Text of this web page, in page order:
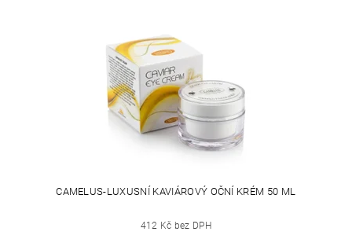
CAMELUS-LUXUSNÍ KAVIÁROVÝ OČNÍ KRÉM 50 ML
412 Kč bez DPH